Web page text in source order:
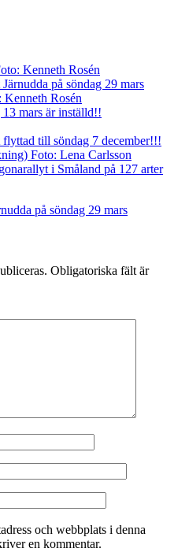
på söndag 29 mars
mars är inställd!!
till söndag 7 december!!!
i Småland på 127 arter
på söndag 29 mars
Obligatoriska fält är
och webbplats i denna
en kommentar.